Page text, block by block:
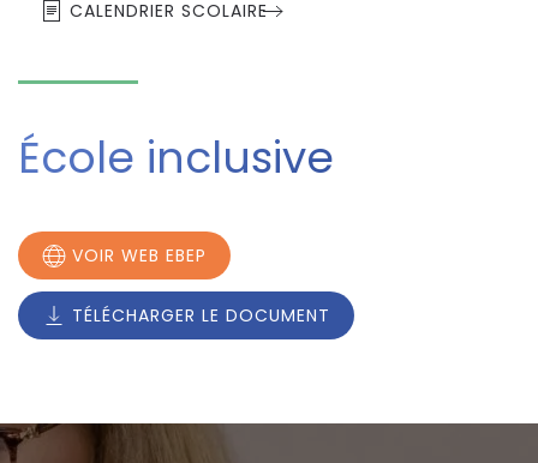
CALENDRIER SCOLAIRE
École inclusive
VOIR WEB EBEP
TÉLÉCHARGER LE DOCUMENT